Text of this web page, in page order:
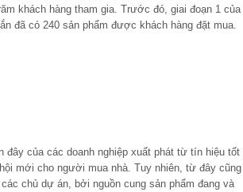
khách hàng tham gia. Trước đó, giai đoạn 1 của
đã có 240 sản phẩm được khách hàng đặt mua.
của các doanh nghiệp xuất phát từ tín hiệu tốt
mới cho người mua nhà. Tuy nhiên, từ đây cũng
chủ dự án, bởi nguồn cung sản phẩm đang và